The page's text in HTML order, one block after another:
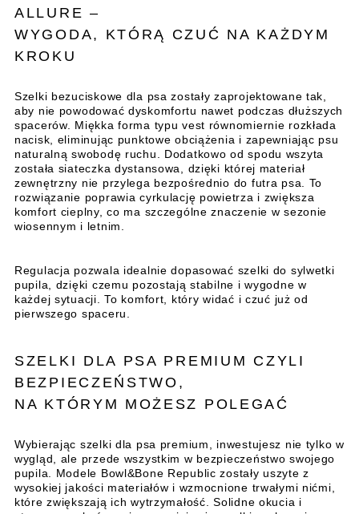
ALLURE –
WYGODA, KTÓRĄ CZUĆ NA KAŻDYM
KROKU
Szelki bezuciskowe dla psa zostały zaprojektowane tak,
aby nie powodować dyskomfortu nawet podczas dłuższych
spacerów. Miękka forma typu vest równomiernie rozkłada
nacisk, eliminując punktowe obciążenia i zapewniając psu
naturalną swobodę ruchu. Dodatkowo od spodu wszyta
została siateczka dystansowa, dzięki której materiał
zewnętrzny nie przylega bezpośrednio do futra psa. To
rozwiązanie poprawia cyrkulację powietrza i zwiększa
komfort cieplny, co ma szczególne znaczenie w sezonie
wiosennym i letnim.
Regulacja pozwala idealnie dopasować szelki do sylwetki
pupila, dzięki czemu pozostają stabilne i wygodne w
każdej sytuacji. To komfort, który widać i czuć już od
pierwszego spaceru.
SZELKI DLA PSA PREMIUM CZYLI
BEZPIECZEŃSTWO,
NA KTÓRYM MOŻESZ POLEGAĆ
Wybierając szelki dla psa premium, inwestujesz nie tylko w
wygląd, ale przede wszystkim w bezpieczeństwo swojego
pupila. Modele Bowl&Bone Republic zostały uszyte z
wysokiej jakości materiałów i wzmocnione trwałymi nićmi,
które zwiększają ich wytrzymałość. Solidne okucia i